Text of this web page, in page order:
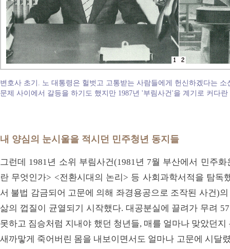
변호사 초기. 노 대통령은 헐벗고 고통받는 사람들에게 헌신하겠다는
문제 사이에서 갈등을 하기도 했지만 1987년 '부림사건'을 계기로 커다
내 양심의 눈시울을 적시던 민주청년 동지들
그런데 1981년 소위 부림사건(1981년 7월 부산에서 민주
란 무엇인가> <전환시대의 논리> 등 사회과학서적을 탐독
서 불법 감금되어 고문에 의해 좌경용공으로 조작된 사건)
삶의 껍질이 균열되기 시작했다. 대공분실에 끌려가 무려
못하고 짐승처럼 지내야 했던 청년들, 매를 얼마나 맞았던
새까맣게 죽어버린 몸을 내보이면서도 얼마나 고문에 시달